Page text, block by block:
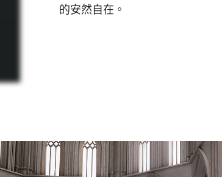
的安然自在。